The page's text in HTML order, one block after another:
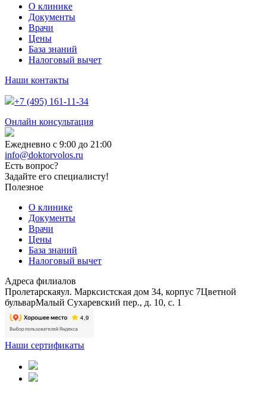
О клинике
Документы
Врачи
Цены
База знаний
Налоговый вычет
Наши контакты
+7 (495) 161-11-34
Онлайн консультация
Ежедневно с 9:00 до 21:00
info@doktorvolos.ru
Есть вопрос?
Задайте его специалисту!
Полезное
О клинике
Документы
Врачи
Цены
База знаний
Налоговый вычет
Адреса филиалов
Пролетарскаяул. Марксистская дом 34, корпус 7Цветной
бульварМалый Сухаревский пер., д. 10, с. 1
Наши сертификаты